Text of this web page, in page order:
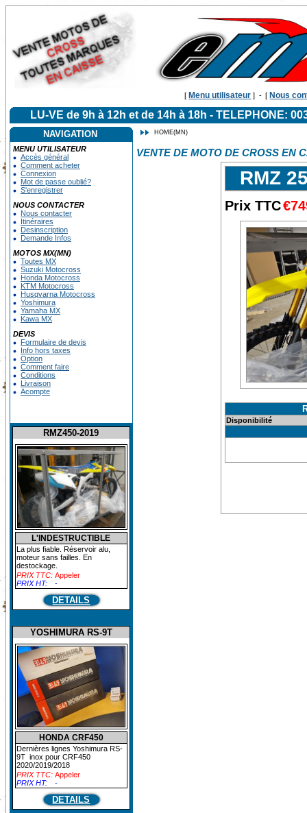
[ Menu utilisateur ] - [ Nous
LU-VE de 9h à 12h et de 14h à 18h - TELEPHONE:
NAVIGATION
MENU UTILISATEUR
Accès général
Comment acheter
Connexion
Mot de passe oublié?
S'enregistrer
NOUS CONTACTER
Nous contacter
Itinéraires
Desinscription
Demande Infos
MOTOS MX(MN)
Toutes MX
Suzuki Motocross
Honda Motocross
KTM Motocross
Husqvarna Motocross
Yoshimura
Yamaha MX
Kawa MX
DEVIS
Formulaire de devis
Info hors taxes
Option
Comment faire
Conditions
Livraison
Acompte
RMZ450-2019
L'INDESTRUCTIBLE
La plus fiable. Réservoir alu,
moteur sans failles. En
destockage.
PRIX TTC: Appeler
PRIX HT:
-
DETAILS
YOSHIMURA RS-9T
HONDA CRF450
Dernières lignes Yoshimura RS-
9T inox pour CRF450
2020/2019/2018
PRIX TTC: Appeler
PRIX HT:
-
DETAILS
HOME(MN)
VENTE DE MOTO DE CROSS EN
RMZ
Prix TTC
Disponibilité